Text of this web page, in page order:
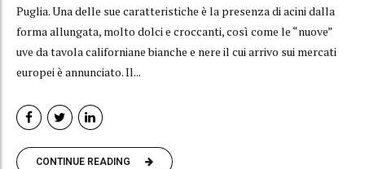
Puglia. Una delle sue caratteristiche è la presenza di acini dalla
forma allungata, molto dolci e croccanti, così come le “nuove”
uve da tavola californiane bianche e nere il cui arrivo sui mercati
europei è annunciato. Il...
CONTINUE READING